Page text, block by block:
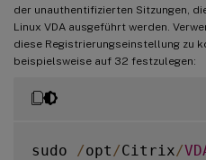
der unauthentifizierten Sitzungen,
Linux VDA ausgeführt werden.
diese Registrierungseinstellung zu
beispielsweise auf 32 festzulegen:
sudo /opt /Citrix/